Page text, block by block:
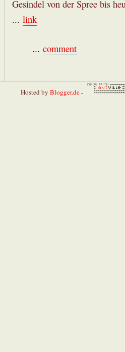
Gesindel von der Spree bis
... link
... comment
Hosted by Blogger.de-